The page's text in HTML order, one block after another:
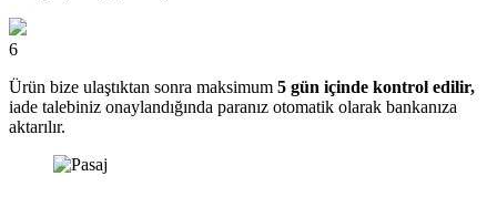
6
Ürün bize ulaştıktan sonra maksimum 5 gün içinde kontrol edilir,
iade talebiniz onaylandığında paranız otomatik olarak bankanıza
aktarılır.